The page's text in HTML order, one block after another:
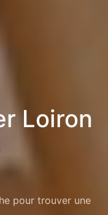
Loiron
pour trouver une